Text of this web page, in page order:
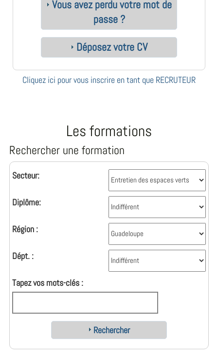
Vous avez perdu votre mot de
passe ?
Déposez votre CV
Cliquez ici pour vous inscrire en tant que RECRUTEUR
Les formations
Rechercher une formation
Secteur:
Diplôme:
Région :
Dépt. :
Tapez vos mots-clés :
Rechercher